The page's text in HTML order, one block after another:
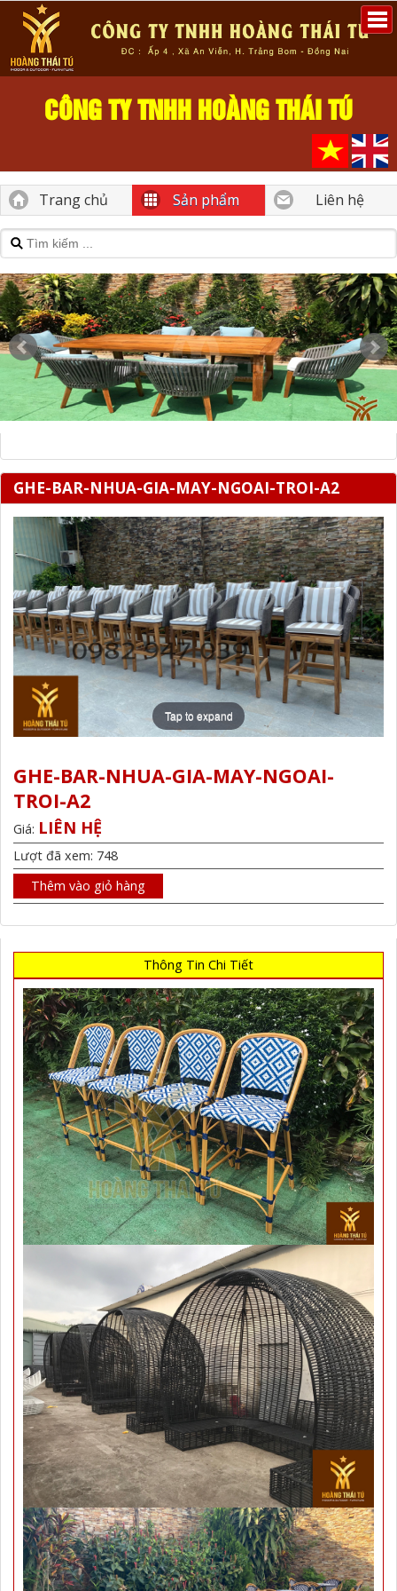
CÔNG TY TNHH HOÀNG THÁI TÚ
Trang chủ Sản phẩm Liên hệ
GHE-BAR-NHUA-GIA-MAY-NGOAI-TROI-A2
Tap to expand
GHE-BAR-NHUA-GIA-MAY-NGOAI-
TROI-A2
Giá: LIÊN HỆ
Lượt đã xem: 748
Thêm vào giỏ hàng
Thông Tin Chi Tiết